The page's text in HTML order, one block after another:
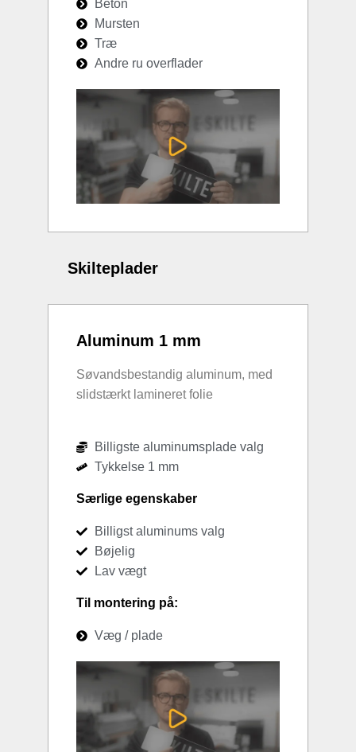
Beton
Mursten
Træ
Andre ru overflader
Skilteplader
Aluminum 1 mm
Søvandsbestandig aluminum, med
slidstærkt lamineret folie
Billigste aluminumsplade valg
Tykkelse 1 mm
Særlige egenskaber
Billigst aluminums valg
Bøjelig
Lav vægt
Til montering på:
Væg / plade